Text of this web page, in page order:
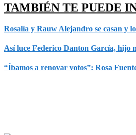
TAMBIÉN TE PUEDE
Rosalía y Rauw Alejandro se casan y
Así luce Federico Danton García, hijo
“Íbamos a renovar votos”: Rosa